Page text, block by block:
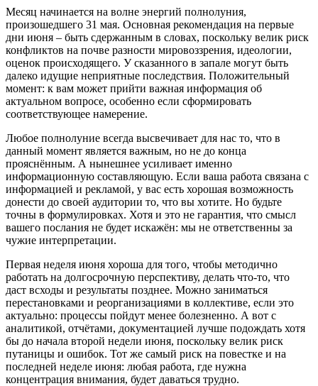
Месяц начинается на волне энергий полнолуния,
произошедшего 31 мая. Основная рекомендация на первые
дни июня – быть сдержанным в словах, поскольку велик риск
конфликтов на почве разности мировоззрения, идеологии,
оценок происходящего. У сказанного в запале могут быть
далеко идущие неприятные последствия. Положительный
момент: к вам может прийти важная информация об
актуальном вопросе, особенно если сформировать
соответствующее намерение.
Любое полнолуние всегда высвечивает для нас то, что в
данный момент является важным, но не до конца
прояснённым. А нынешнее усиливает именно
информационную составляющую. Если ваша работа связана с
информацией и рекламой, у вас есть хорошая возможность
донести до своей аудитории то, что вы хотите. Но будьте
точны в формулировках. Хотя и это не гарантия, что смысл
вашего послания не будет искажён: мы не ответственны за
чужие интерпретации.
Первая неделя июня хороша для того, чтобы методично
работать на долгосрочную перспективу, делать что-то, что
даст всходы и результаты позднее. Можно заниматься
перестановками и реорганизациями в коллективе, если это
актуально: процессы пойдут менее болезненно. А вот с
аналитикой, отчётами, документацией лучше подождать хотя
бы до начала второй недели июня, поскольку велик риск
путаницы и ошибок. Тот же самый риск на повестке и на
последней неделе июня: любая работа, где нужна
концентрация внимания, будет даваться трудно.